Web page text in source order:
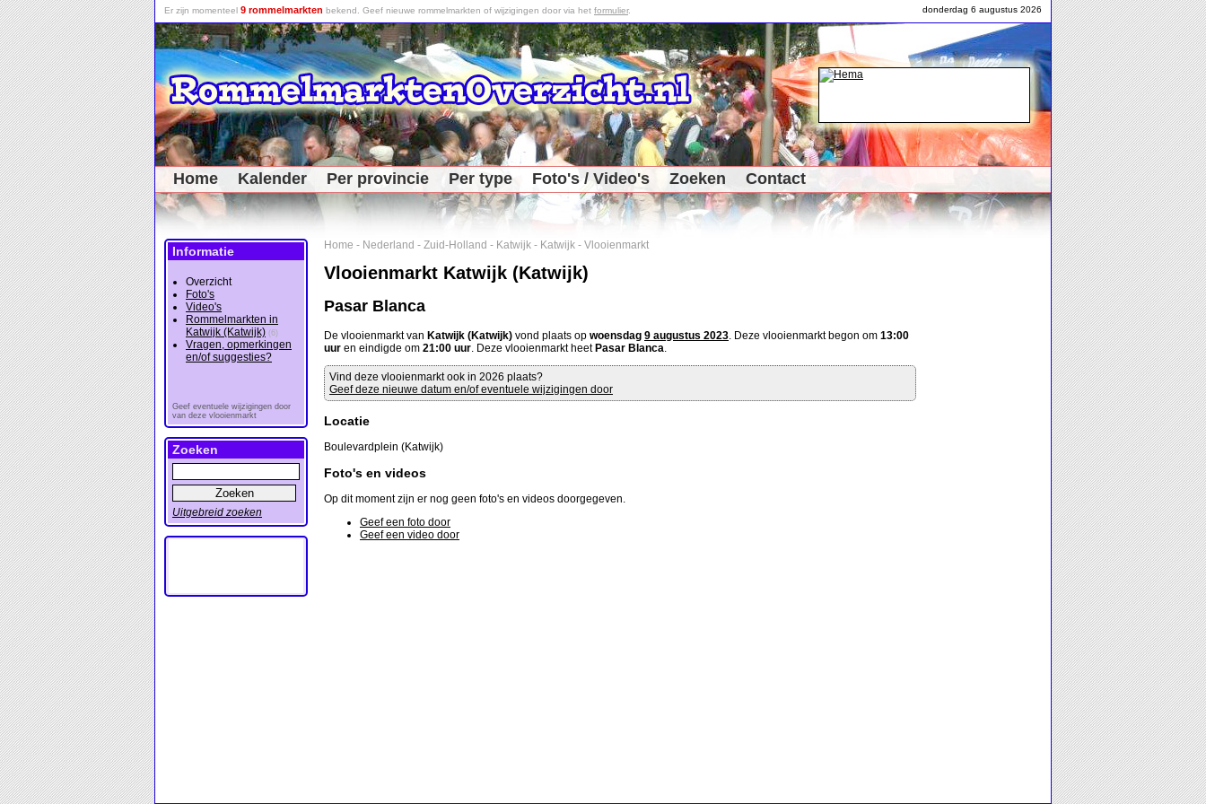
donderdag 6 augustus 2026
Er zijn momenteel 9 rommelmarkten bekend. Geef nieuwe rommelmarkten of wijzigingen door via het formulier.
Home Kalender Per provincie Per type Foto's / Video's Zoeken Contact
Home - Nederland - Zuid-Holland - Katwijk - Katwijk - Vlooienmarkt
Vlooienmarkt Katwijk (Katwijk)
Pasar Blanca
De vlooienmarkt van Katwijk (Katwijk) vond plaats op woensdag 9 augustus 2023. Deze vlooienmarkt begon om 13:00
uur en eindigde om 21:00 uur. Deze vlooienmarkt heet Pasar Blanca.
Vind deze vlooienmarkt ook in 2026 plaats?
Geef deze nieuwe datum en/of eventuele wijzigingen door
Locatie
Boulevardplein (Katwijk)
Foto's en videos
Op dit moment zijn er nog geen foto's en videos doorgegeven.
Geef een foto door
Geef een video door
Informatie
Overzicht
Foto's
Video's
Rommelmarkten in
Katwijk (Katwijk) (6)
Vragen, opmerkingen
en/of suggesties?
Geef eventuele wijzigingen door
van deze vlooienmarkt
Zoeken
Uitgebreid zoeken